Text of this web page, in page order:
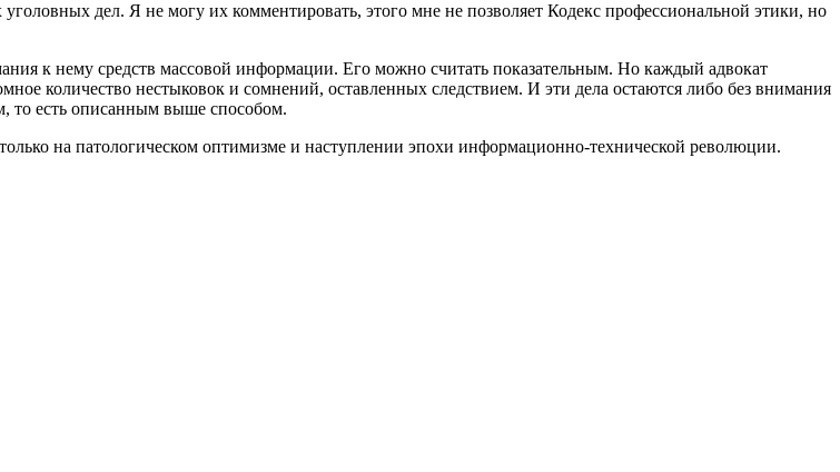
дел. Я не могу их комментировать, этого мне не позволяет Кодекс профессиональной этики, но
к нему средств массовой информации. Его можно считать показательным. Но каждый адвокат
количество нестыковок и сомнений, оставленных следствием. И эти дела остаются либо без внимания
то есть описанным выше способом.
на патологическом оптимизме и наступлении эпохи информационно-технической революции.